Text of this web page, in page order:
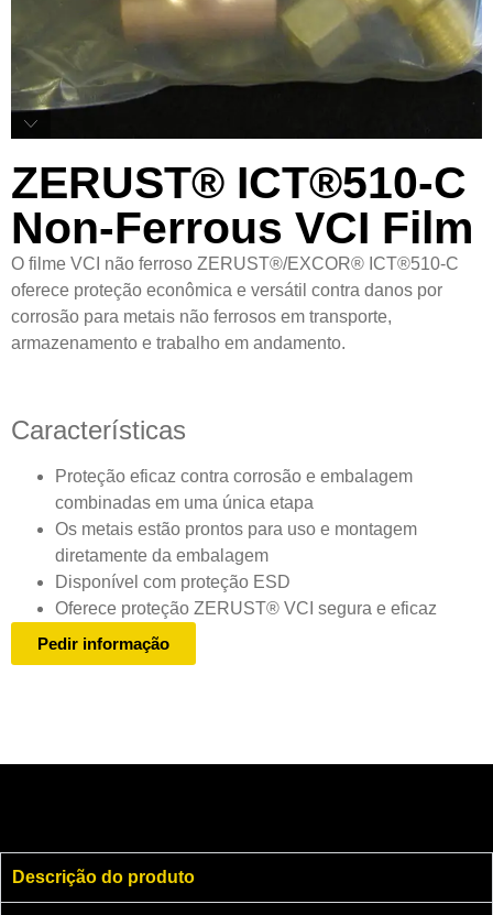
ZERUST® ICT®510-C
Non-Ferrous VCI Film
O filme VCI não ferroso ZERUST®/EXCOR® ICT®510-C
oferece proteção econômica e versátil contra danos por
corrosão para metais não ferrosos em transporte,
armazenamento e trabalho em andamento.
Características
Proteção eficaz contra corrosão e embalagem
combinadas em uma única etapa
Os metais estão prontos para uso e montagem
diretamente da embalagem
Disponível com proteção ESD
Oferece proteção ZERUST® VCI segura e eficaz
Pedir informação
Descrição do produto